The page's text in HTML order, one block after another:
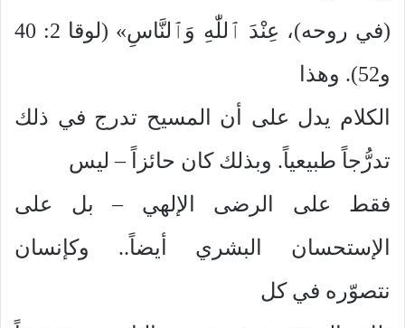
(في روحه)، عِنْدَ ٱللّٰهِ وَٱلنَّاسِ» (لوقا 2: 40
و52). وهذا
الكلام يدل على أن المسيح تدرج في ذلك
تدرُّجاً طبيعياً. وبذلك كان حائزاً – ليس
فقط على الرضى الإلهي – بل على
الإستحسان البشري أيضاً.. وكإنسان
نتصوّره في كل